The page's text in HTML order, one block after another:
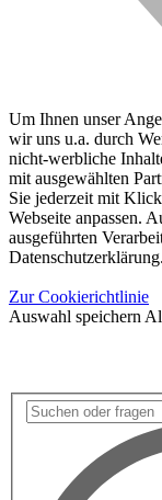
Um Ihnen unser
wir uns u.a. durch
nicht-werbliche
mit ausgewählten
Sie jederzeit mit
Webseite anpassen.
ausgeführten
Datenschutzerklärung.
Zur Cookierichtlinie
Auswahl speichern